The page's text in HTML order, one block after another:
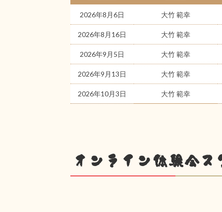
2026年8月6日 大竹 範幸
2026年8月16日 大竹 範幸
2026年9月5日 大竹 範幸
2026年9月13日 大竹 範幸
2026年10月3日 大竹 範幸
オンライン体験会ス